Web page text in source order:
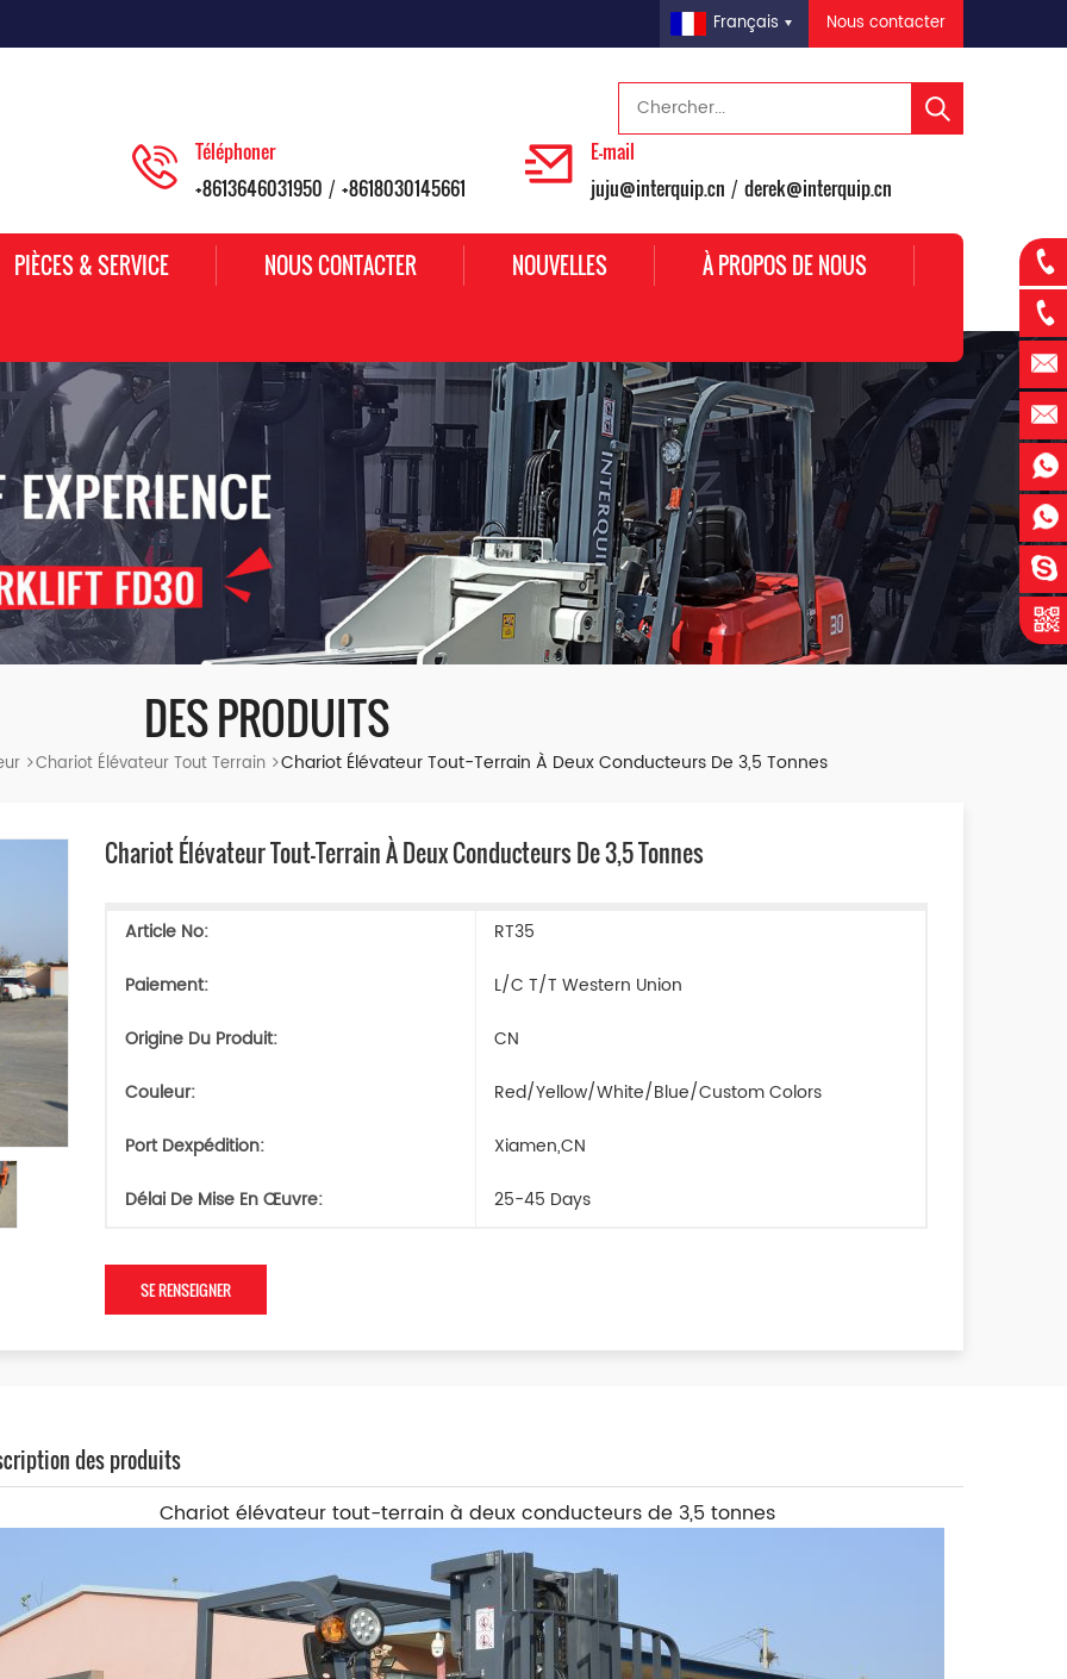
Nous contacter
Français
Téléphoner
+8613646031950 / +8618030145661
E-mail
juju@interquip.cn / derek@interquip.cn
PIÈCES & SERVICE NOUS CONTACTER NOUVELLES À PROPOS DE NOUS
DES PRODUITS
Chariot Élévateur Tout Terrain Chariot Élévateur Tout-Terrain À Deux Conducteurs De 3,5 Tonnes
Chariot Élévateur Tout-Terrain À Deux Conducteurs De 3,5 Tonnes
Article No:
RT35
Paiement:
L/C T/T Western Union
Origine Du Produit:
CN
Couleur:
Red/Yellow/White/Blue/Custom Colors
Port Dexpédition:
Xiamen,CN
Délai De Mise En Œuvre:
25-45 Days
SE RENSEIGNER
des produits
Chariot élévateur tout-terrain à deux conducteurs de 3,5 tonnes